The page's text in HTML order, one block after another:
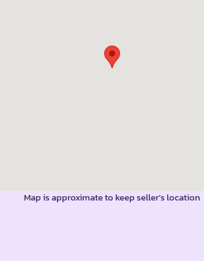
Map is approximate to keep seller’s location